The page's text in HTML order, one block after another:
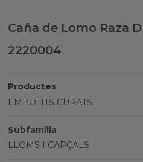
Caña de Lomo Raza
2220004
Productes
EMBOTITS CURATS
Subfamília
LLOMS I CAPÇALS